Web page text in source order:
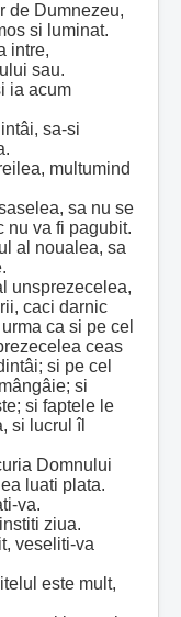
de Dumnezeu,
si luminat.
intre,
sau.
ia acum
sa-si
multumind
sa nu se
nu va fi pagubit.
al noualea, sa
unsprezecelea,
caci darnic
ca si pe cel
ceas
si pe cel
si
si faptele le
si lucrul îl
Domnului
luati plata.
va.
ziua.
veseliti-va
este mult,